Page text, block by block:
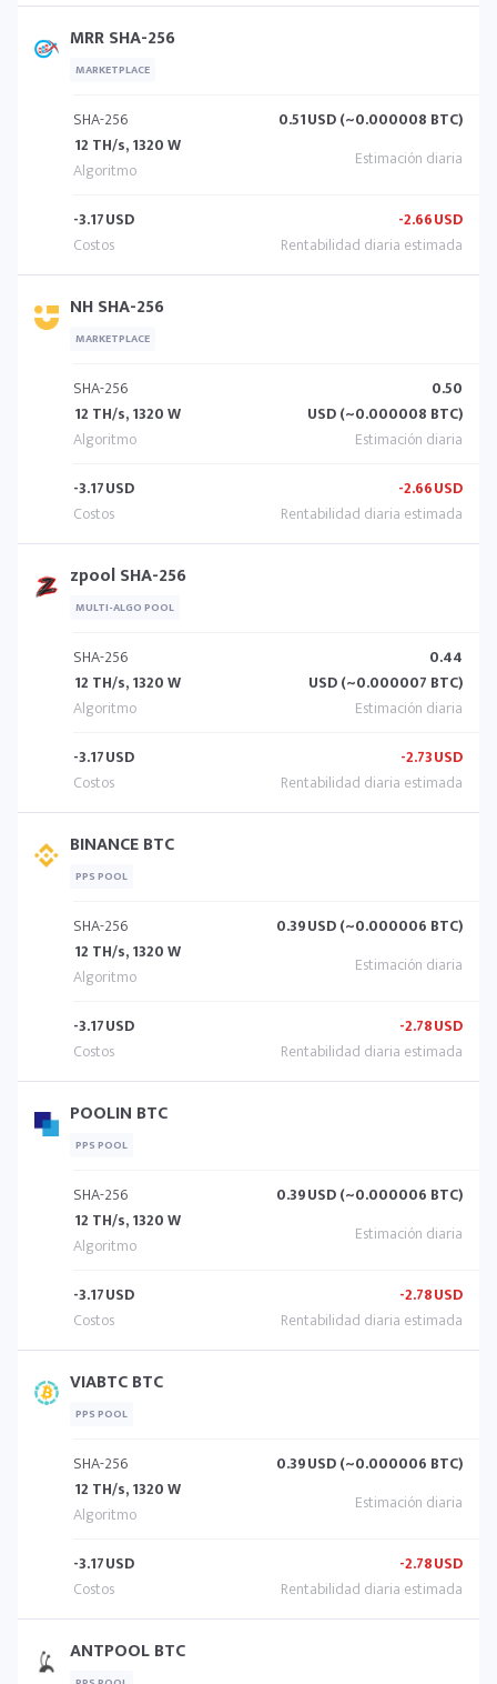
MRR SHA-256
MARKETPLACE
SHA-256
12 TH/s, 1320 W
0.51USD (~0.000008 BTC)
-3.17USD -2.66USD
NH SHA-256
MARKETPLACE
SHA-256
12 TH/s, 1320 W
0.50
USD (~0.000008 BTC)
-3.17USD -2.66USD
zpool SHA-256
MULTI-ALGO POOL
SHA-256
12 TH/s, 1320 W
0.44
USD (~0.000007 BTC)
-3.17USD -2.73USD
BINANCE BTC
PPS POOL
SHA-256
12 TH/s, 1320 W
0.39USD (~0.000006 BTC)
-3.17USD -2.78USD
POOLIN BTC
PPS POOL
SHA-256
12 TH/s, 1320 W
0.39USD (~0.000006 BTC)
-3.17USD -2.78USD
VIABTC BTC
PPS POOL
SHA-256
12 TH/s, 1320 W
0.39USD (~0.000006 BTC)
-3.17USD -2.78USD
ANTPOOL BTC